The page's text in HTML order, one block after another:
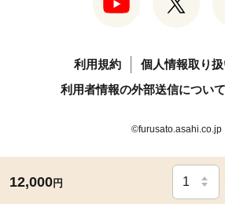
12,000円
利用規約
個人情報取り
利用者情報の外部送信について
©furusato.asahi.co.jp